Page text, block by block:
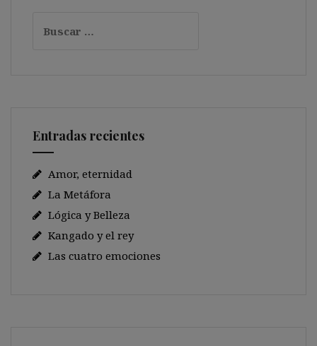
Entradas recientes
Amor, eternidad
La Metáfora
Lógica y Belleza
Kangado y el rey
Las cuatro emociones